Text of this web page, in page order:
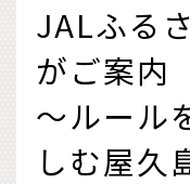
JALふる
がご案内
〜ルール
しむ屋久